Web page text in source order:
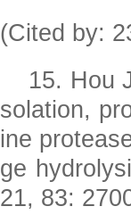
(Cited by:
15. Hou
solation,
ine
ge
21, 83: